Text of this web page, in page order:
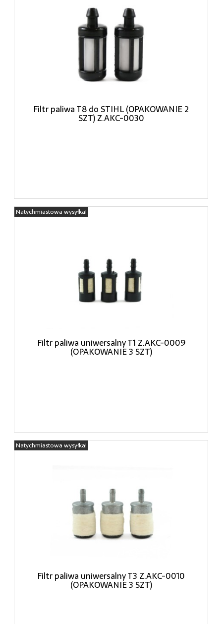
Filtr paliwa T8 do STIHL (OPAKOWANIE 2
SZT) Z.AKC-0030
Filtr paliwa uniwersalny T1 Z.AKC-0009
(OPAKOWANIE 3 SZT)
Natychmiastowa wysyłka!
Filtr paliwa uniwersalny T3 Z.AKC-0010
(OPAKOWANIE 3 SZT)
Natychmiastowa wysyłka!